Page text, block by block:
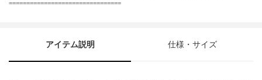
================================
アイテム説明 仕様・サイズ